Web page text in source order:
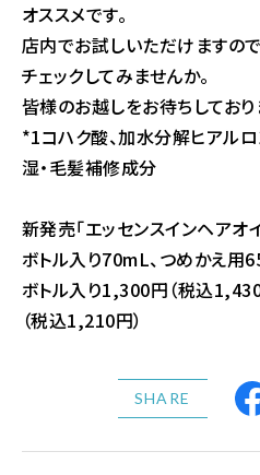
オススメです。
店内でお試しいただけますの
チェックしてみませんか。
皆様のお越しをお待ちしており
*1コハク酸、加水分解ヒアル
湿・毛髪補修成分
新発売「エッセンスインヘアオ
ボトル入り70mL、つめかえ用
ボトル入り1,300円（税込
（税込1,210円）
SHARE